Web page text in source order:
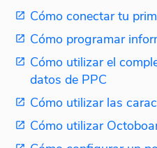
Cómo conectar tu
Cómo programar
Cómo utilizar el
datos de PPC
Cómo utilizar las
Cómo utilizar